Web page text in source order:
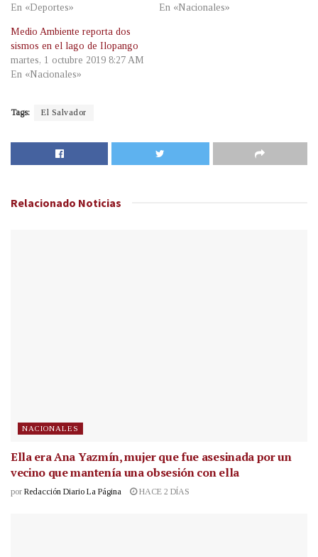
En «Deportes»
En «Nacionales»
Medio Ambiente reporta dos
sismos en el lago de Ilopango
martes, 1 octubre 2019 8:27 AM
En «Nacionales»
Tags: El Salvador
Relacionado Noticias
NACIONALES
Ella era Ana Yazmín, mujer que fue asesinada por un
vecino que mantenía una obsesión con ella
por Redacción Diario La Página HACE 2 DÍAS